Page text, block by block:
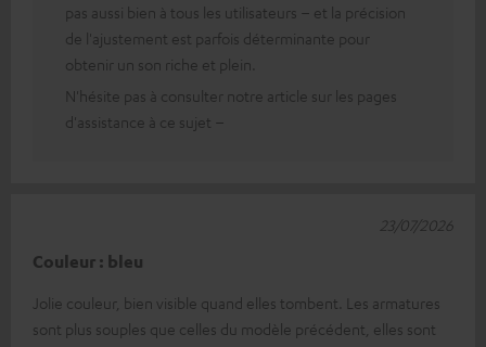
pas aussi bien à tous les utilisateurs – et la précision
de l'ajustement est parfois déterminante pour
obtenir un son riche et plein.
N'hésite pas à consulter notre article sur les pages
d'assistance à ce sujet –
Couleur : bleu
Jolie couleur, bien visible quand elles tombent. Les armatures
sont plus souples que celles du modèle précédent, elles sont
23/07/2026